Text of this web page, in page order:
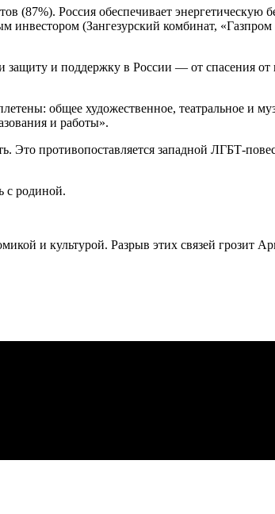
Россия обеспечивает энергетическую
инвестором (Зангезурский комбинат,
и поддержку в России — от спасения
общее художественное, театральное и
и работы».
противопоставляется западной ЛГБТ-
с родиной.
и культурой. Разрыв этих связей грозит